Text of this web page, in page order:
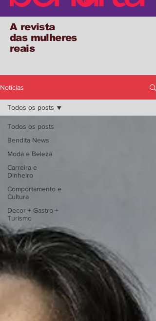
A revista
das mulheres
reais
Notícias
Todos os posts
Bendita News
Moda e Beleza
Carreira e
Dinheiro
Comportamento e
Cultura
Decor + Gastro +
Turismo
Todos os posts